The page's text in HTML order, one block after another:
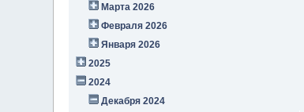
Марта 2026
Февраля 2026
Января 2026
2025
2024
Декабря 2024